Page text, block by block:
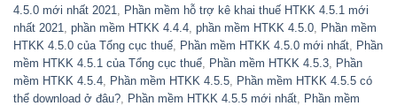
4.5.0 mới nhất 2021
Phần mềm hỗ trợ kê khai thuế HTKK 4.5.1 mới
nhất 2021
phần mềm HTKK 4.4.4 phần mềm HTKK 4.5.0
Phần mềm
HTKK 4.5.0 của Tổng cục thuế
Phần mềm HTKK 4.5.0 mới nhất
Phần
mềm HTKK 4.5.1 của Tổng cục thuế
Phần mềm HTKK 4.5.3
Phần
mềm HTKK 4.5.4
Phần mềm HTKK 4.5.5
Phần mềm HTKK 4.5.5 có
thể download ở đâu?
Phần mềm HTKK 4.5.5 mới nhất
Phần mềm